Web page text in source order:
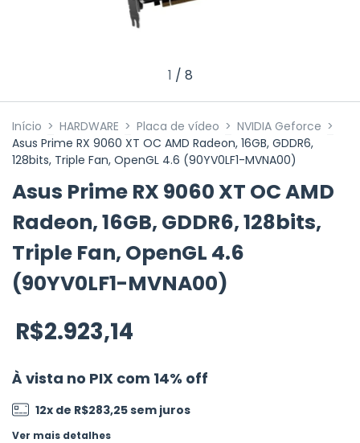
1 / 8
Início > HARDWARE > Placa de vídeo > NVIDIA Geforce >
Asus Prime RX 9060 XT OC AMD Radeon, 16GB, GDDR6,
128bits, Triple Fan, OpenGL 4.6 (90YV0LF1-MVNA00)
Asus Prime RX 9060 XT OC AMD
Radeon, 16GB, GDDR6, 128bits,
Triple Fan, OpenGL 4.6
(90YV0LF1-MVNA00)
R$2.923,14
À vista no PIX com 14% off
12x de R$283,25sem juros
Ver mais detalhes